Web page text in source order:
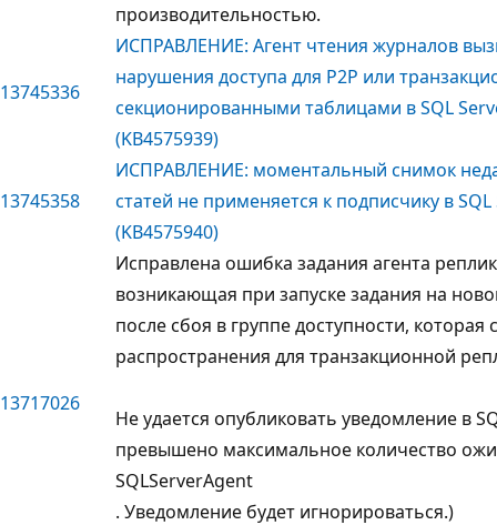
производительностью.
13745336
ИСПРАВЛЕНИЕ: Агент чтения журналов
нарушения доступа для P2P или
секционированными таблицами в SQL
(KB4575939)
13745358
ИСПРАВЛЕНИЕ: моментальный снимок
статей не применяется к подписчику в
(KB4575940)
13717026
Исправлена ошибка задания агента
возникающая при запуске задания на
после сбоя в группе доступности,
распространения для транзакционной
Не удается опубликовать уведомление в
превышено максимальное количество
SQLServerAgent
. Уведомление будет игнорироваться.)